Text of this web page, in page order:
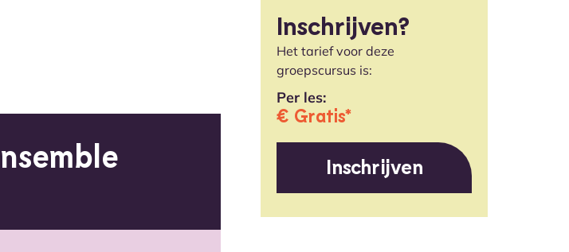
Inschrijven?
Het tarief voor deze
groepscursus is:
€ Gratis*
Per les:
Inschrijven